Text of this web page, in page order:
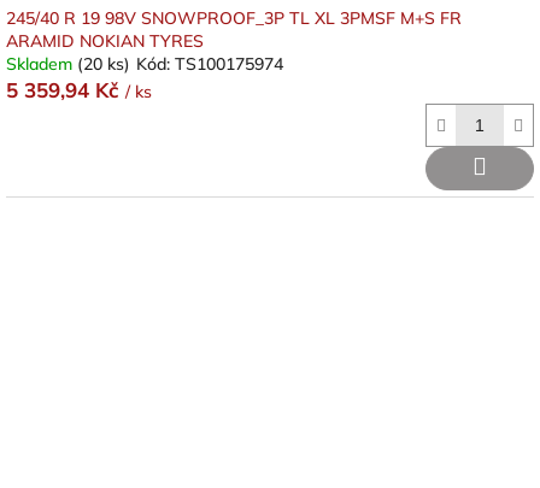
245/40 R 19 98V SNOWPROOF_3P TL XL 3PMSF M+S FR
ARAMID NOKIAN TYRES
Skladem (20 ks) Kód: TS100175974
5 359,94 Kč / ks